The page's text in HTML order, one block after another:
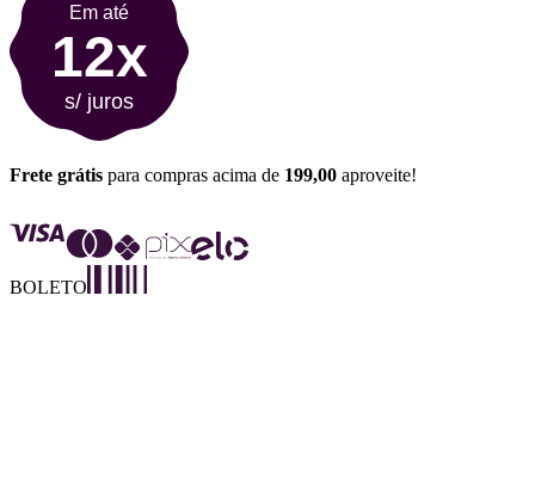
Em até
12x
s/ juros
Frete grátis para compras acima de 199,00 aproveite!
BOLETO